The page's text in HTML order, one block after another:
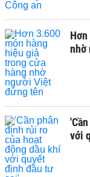
nhờ
với